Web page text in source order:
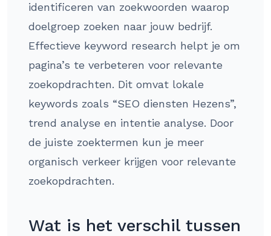
identificeren van zoekwoorden waarop
doelgroep zoeken naar jouw bedrijf.
Effectieve keyword research helpt je om
pagina’s te verbeteren voor relevante
zoekopdrachten. Dit omvat lokale
keywords zoals “SEO diensten Hezens”,
trend analyse en intentie analyse. Door
de juiste zoektermen kun je meer
organisch verkeer krijgen voor relevante
zoekopdrachten.
Wat is het verschil tussen